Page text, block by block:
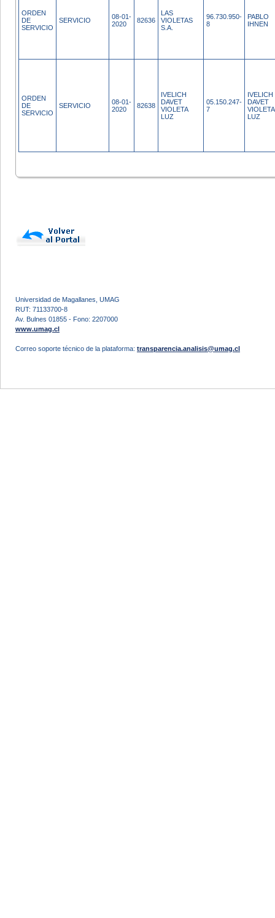
ORDEN
DE
SERVICIO
SERVICIO
08-01-
2020
82636
LAS
VIOLETAS
S.A.
96.730.950-
8
PABLO
IHNEN
ORDEN
DE
SERVICIO
SERVICIO
08-01-
2020
82638
IVELICH
DAVET
VIOLETA
LUZ
05.150.247-
7
IVELICH
DAVET
VIOLETA
LUZ
Universidad de Magallanes, UMAG
RUT: 71133700-8
Av. Bulnes 01855 - Fono: 2207000
www.umag.cl
Correo soporte técnico de la plataforma: transparencia.analisis@umag.cl